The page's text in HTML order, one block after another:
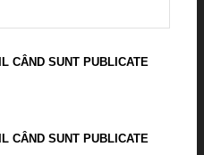
CÂND SUNT PUBLICATE
CÂND SUNT PUBLICATE